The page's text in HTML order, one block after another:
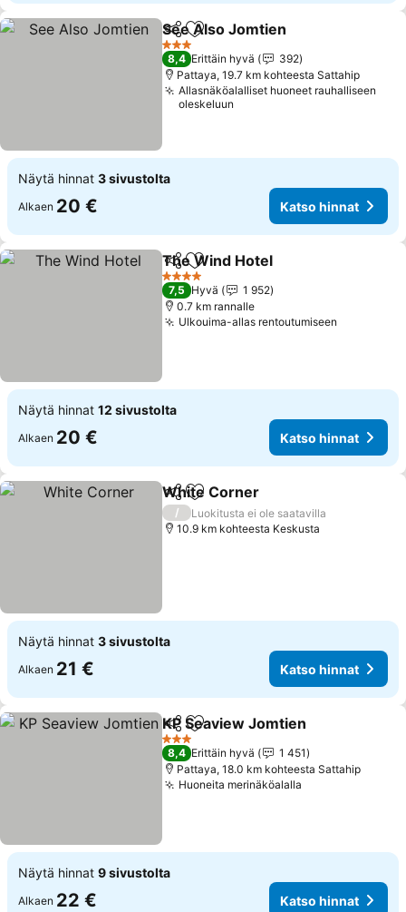
Jaa Lisää suosikkeihin
See Also Jomtien
3 Tähtiluokitus
8,4 Erittäin hyvä
392
Pattaya, 19.7 km kohteesta Sattahip
Allasnäköalalliset huoneet rauhalliseen
oleskeluun
Näytä hinnat 3 sivustolta
Alkaen 20 € Katso hinnat
Jaa Lisää suosikkeihin
The Wind Hotel
4 Tähtiluokitus
7,5 Hyvä
1 952
0.7 km rannalle
Ulkouima-allas rentoutumiseen
Näytä hinnat 12 sivustolta
Alkaen 20 € Katso hinnat
Jaa Lisää suosikkeihin
White Corner
/
Luokitusta ei ole saatavilla
10.9 km kohteesta Keskusta
Näytä hinnat 3 sivustolta
Alkaen 21 € Katso hinnat
Jaa Lisää suosikkeihin
KP Seaview Jomtien
3 Tähtiluokitus
8,4 Erittäin hyvä
1 451
Pattaya, 18.0 km kohteesta Sattahip
Huoneita merinäköalalla
Näytä hinnat 9 sivustolta
Alkaen 22 € Katso hinnat